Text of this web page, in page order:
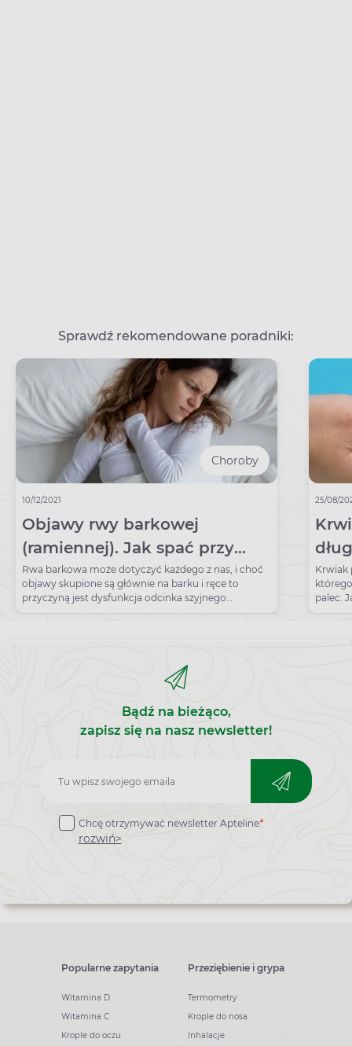
Sprawdź rekomendowane poradniki:
Choroby
10/12/2021
Objawy rwy barkowej
(ramiennej). Jak spać przy
rwie barkowej?
Rwa barkowa może dotyczyć każdego z nas, i choć
objawy skupione są głównie na barku i ręce to
przyczyną jest dysfunkcja odcinka szyjnego
kręgosłupa.
25/08/
Krwiak
palec.
Bądź na bieżąco,
zapisz się na nasz newsletter!
Zapisz
do
newslettera
Chcę otrzymywać newsletter Apteline*
rozwiń>
Popularne zapytania
Witamina D
Witamina C
Krople do oczu
Przeziębienie i grypa
Termometry
Krople do nosa
Inhalacje